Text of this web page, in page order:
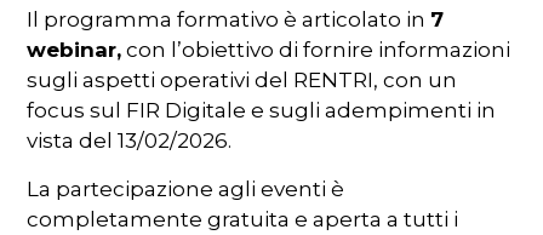
Il programma formativo è articolato in 7
webinar, con l’obiettivo di fornire informazioni
sugli aspetti operativi del RENTRI, con un
focus sul FIR Digitale e sugli adempimenti in
vista del 13/02/2026.
La partecipazione agli eventi è
completamente gratuita e aperta a tutti i